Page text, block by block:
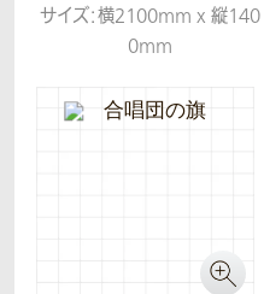
サイズ：横2100mm x 縦140
0mm